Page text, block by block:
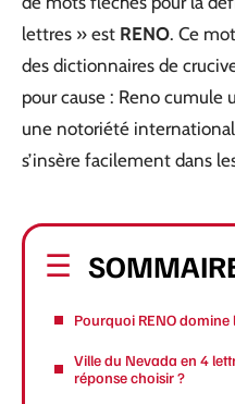
lettres » est RENO. Ce
des dictionnaires de
pour cause : Reno
une notoriété
s’insère facilement dans
Pourquoi RENO domine
Ville du Nevada en 4
réponse choisir ?